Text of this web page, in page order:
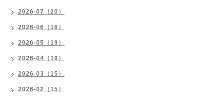
2026-07（20）
2026-06（16）
2026-05（19）
2026-04（19）
2026-03（15）
2026-02（15）